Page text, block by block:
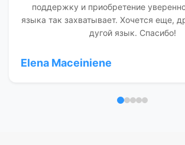
поддержку и приобретение
языка так захватывает. Хочется еще,
дугой язык. Спасибо!
Elena Maceiniene
Отзыв 1